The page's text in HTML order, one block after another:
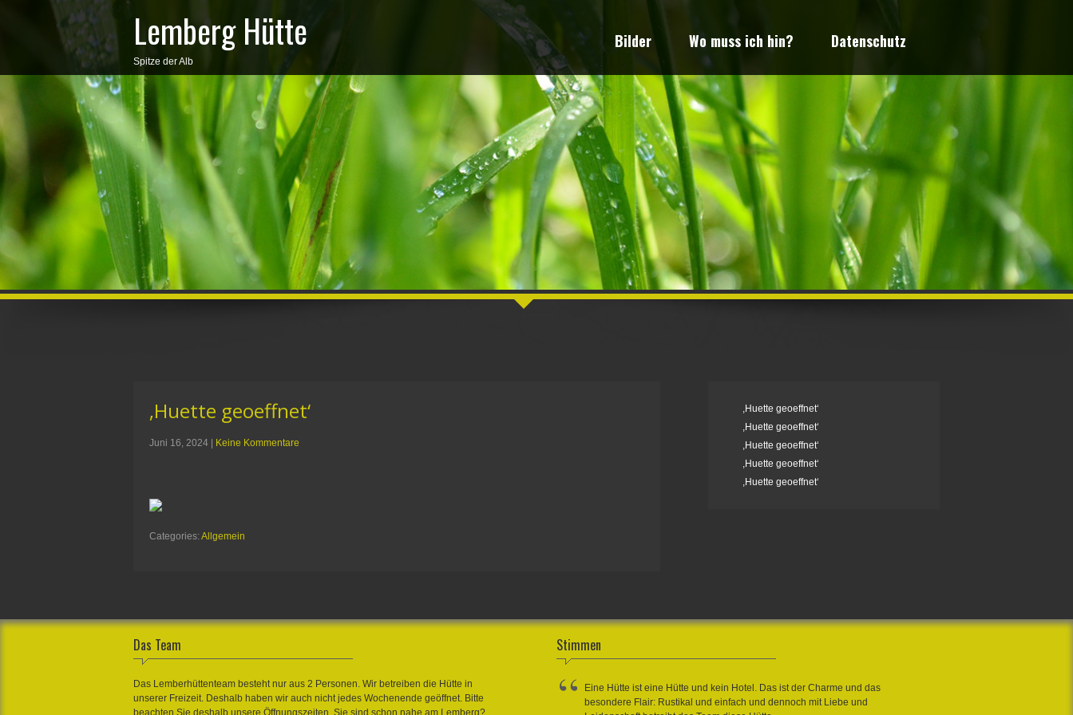
Lemberg Hütte
Spitze der Alb
Bilder Wo muss ich hin? Datenschutz
‚Huette geoeffnet‘
Juni 16, 2024 | Keine Kommentare
Categories: Allgemein
,Huette geoeffnet‘
,Huette geoeffnet‘
,Huette geoeffnet‘
,Huette geoeffnet‘
,Huette geoeffnet‘
Das Team
Das Lemberhüttenteam besteht nur aus 2 Personen. Wir betreiben die Hütte in
unserer Freizeit. Deshalb haben wir auch nicht jedes Wochenende geöffnet. Bitte
beachten Sie deshalb unsere Öffnungszeiten. Sie sind schon nahe am Lemberg?
Stimmen
Eine Hütte ist eine Hütte und kein Hotel. Das ist der Charme und das
besondere Flair: Rustikal und einfach und dennoch mit Liebe und